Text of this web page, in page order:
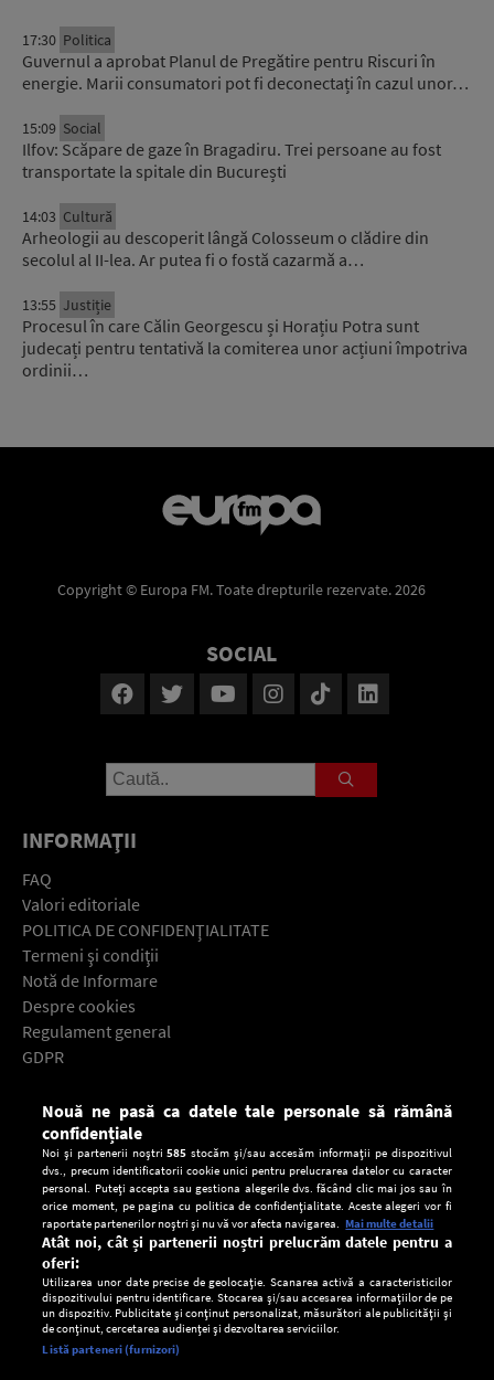
17:30 Politica
Guvernul a aprobat Planul de Pregătire pentru Riscuri în
energie. Marii consumatori pot fi deconectați în cazul unor…
15:09 Social
Ilfov: Scăpare de gaze în Bragadiru. Trei persoane au fost
transportate la spitale din București
14:03 Cultură
Arheologii au descoperit lângă Colosseum o clădire din
secolul al II-lea. Ar putea fi o fostă cazarmă a…
13:55 Justiție
Procesul în care Călin Georgescu și Horațiu Potra sunt
judecați pentru tentativă la comiterea unor acțiuni împotriva
ordinii…
Copyright © Europa FM. Toate drepturile rezervate. 2026
SOCIAL
INFORMAŢII
FAQ
Valori editoriale
POLITICA DE CONFIDENŢIALITATE
Termeni şi condiţii
Notă de Informare
Despre cookies
Regulament general
GDPR
Descarcă gratuit aplicaţia Europa FM pentru smartphone:
Setări:
Nouă ne pasă ca datele tale personale să rămână
confidențiale
Noi și partenerii noștri585 stocăm și/sau accesăm informații pe dispozitivul
dvs., precum identificatorii cookie unici pentru prelucrarea datelor cu caracter
personal. Puteți accepta sau gestiona alegerile dvs. făcând clic mai jos sau în
orice moment, pe pagina cu politica de confidențialitate. Aceste alegeri vor fi
raportate partenerilor noștri și nu vă vor afecta navigarea. Mai multe detalii
Atât noi, cât și partenerii noștri prelucrăm datele pentru a
oferi:
Utilizarea unor date precise de geolocație. Scanarea activă a caracteristicilor
dispozitivului pentru identificare. Stocarea și/sau accesarea informațiilor de pe
un dispozitiv. Publicitate și conținut personalizat, măsurători ale publicității și
de conținut, cercetarea audienței și dezvoltarea serviciilor.
Listă parteneri (furnizori)